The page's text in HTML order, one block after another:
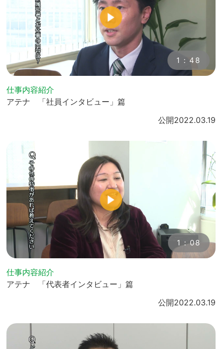
1：48
仕事内容紹介
アテナ 「社員インタビュー」篇
公開2022.03.19
1：08
仕事内容紹介
アテナ 「代表者インタビュー」篇
公開2022.03.19